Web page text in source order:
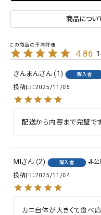
商品につい
4.86
きんまん 1 購入者
投稿日
2025/11/06
配送から内容まで完璧です
MI 2 購入者
非公
投稿日
2025/11/04
カニ自体が大きくて食べ応